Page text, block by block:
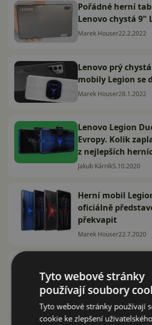
Pořádné herní
Lenovo chystá 9"
Marek Houser22.2.2022
Lenovo prý
mobily Legion se
Marek Houser28.1.2022
Lenovo Legion
Evropy. Kolik
z nejlepších
Jakub Kárník5.10.2020
Herní mobil
oficiálně
překvapit
Marek Houser22.7.2020
nabíjení. Jak
nuly na sto?
Marek Houser 20.7.2020
Tyto webové stránky
používají soubory
Tyto webové stránky používají
cookie ke zlepšení